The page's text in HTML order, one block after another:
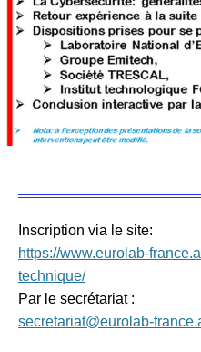
Inscription via le site:
https://www.eurolab-
technique/
Par le secrétariat :
secretariat@eurolab-